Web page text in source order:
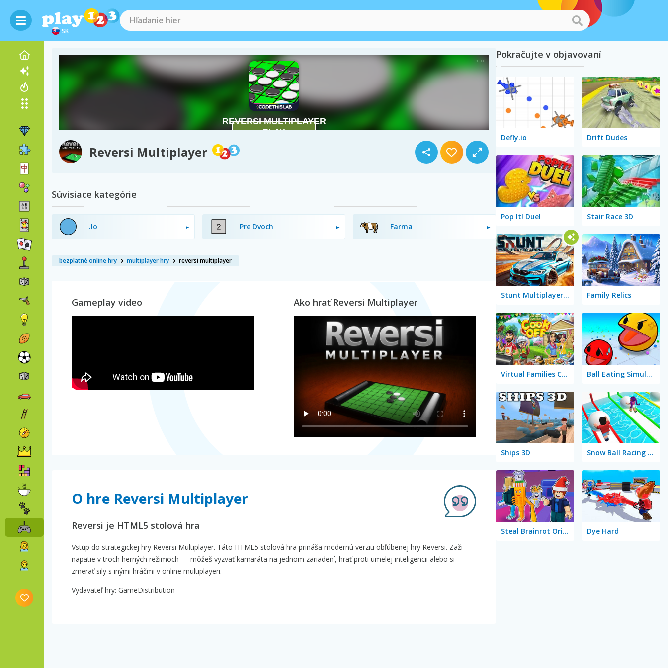
SK
Reversi Multiplayer
Súvisiace kategórie
.Io Pre Dvoch Farma
bezplatné online hry multiplayer hry reversi multiplayer
Gameplay video Ako hrať Reversi Multiplayer
O hre Reversi Multiplayer
Reversi je HTML5 stolová hra
Vstúp do strategickej hry Reversi Multiplayer. Táto HTML5 stolová hra prináša modernú verziu obľúbenej hry Reversi. Zaži
napätie v troch herných režimoch — môžeš vyzvať kamaráta na jednom zariadení, hrať proti umelej inteligencii alebo si
zmerať sily s inými hráčmi v online multiplayeri.
Vydavateľ hry: GameDistribution
Pokračujte v objavovaní
Defly.io Drift Dudes
Pop It! Duel Stair Race 3D
Stunt Multiplayer Arena Family Relics
Virtual Families Cook Off Ball Eating Simulator
Ships 3D Snow Ball Racing Mutliplayer
Steal Brainrot Original 3D Dye Hard